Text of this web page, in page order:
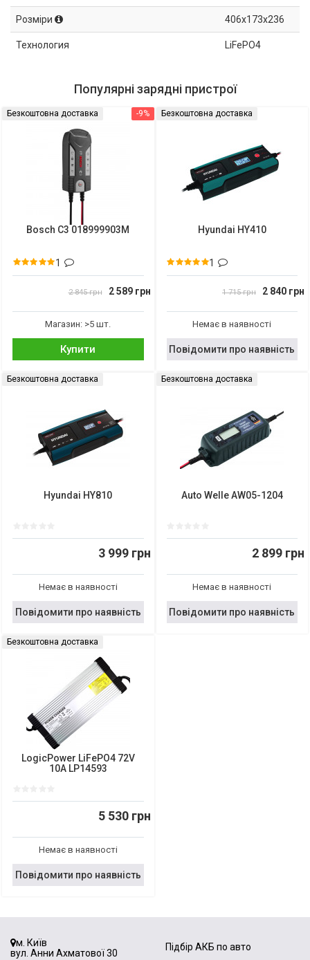
Розміри 406x173x236
Технология LiFePO4
Популярні зарядні пристрої
-9%
Безкоштовна доставка
Bosch C3 018999903M
1
2 845 грн 2 589 грн
Магазин: >5 шт.
Купити
Безкоштовна доставка
Hyundai HY410
1
1 715 грн 2 840 грн
Немає в наявності
Повідомити про наявність
Безкоштовна доставка
Hyundai HY810
3 999 грн
Немає в наявності
Повідомити про наявність
Безкоштовна доставка
Auto Welle AW05-1204
2 899 грн
Немає в наявності
Повідомити про наявність
Безкоштовна доставка
LogicPower LiFePO4 72V
10A LP14593
5 530 грн
Немає в наявності
Повідомити про наявність
м. Київ
вул. Анни Ахматової 30
Підбір АКБ по авто